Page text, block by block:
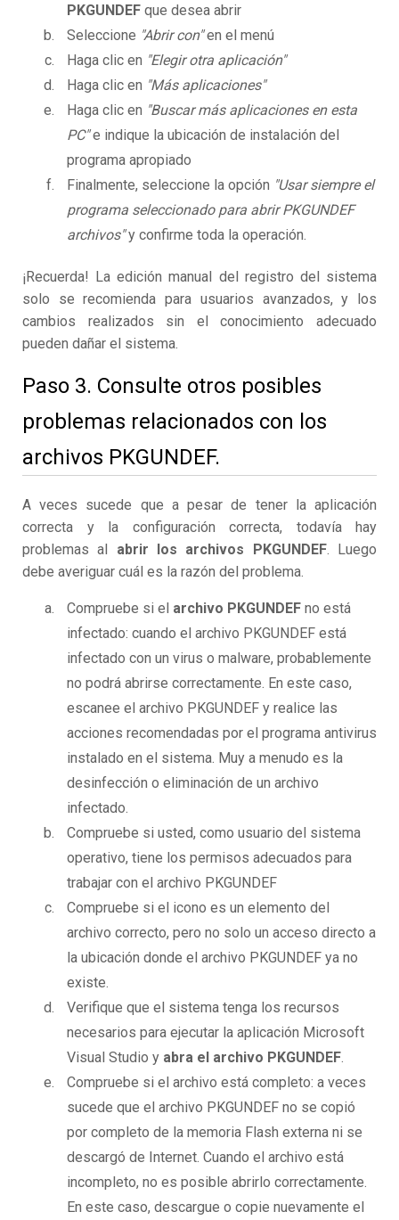
PKGUNDEF que desea abrir
Seleccione "Abrir con"en el menú
Haga clic en "Elegir otra aplicación"
Haga clic en "Más aplicaciones"
Haga clic en "Buscar más aplicaciones en esta
PC"e indique la ubicación de instalación del
programa apropiado
Finalmente, seleccione la opción "Usar siempre el
programa seleccionado para abrir PKGUNDEF
archivos"y confirme toda la operación.
¡Recuerda! La edición manual del registro del sistema
solo se recomienda para usuarios avanzados, y los
cambios realizados sin el conocimiento adecuado
pueden dañar el sistema.
Paso 3. Consulte otros posibles
problemas relacionados con los
archivos PKGUNDEF.
A veces sucede que a pesar de tener la aplicación
correcta y la configuración correcta, todavía hay
problemas al abrir los archivos PKGUNDEF. Luego
debe averiguar cuál es la razón del problema.
Compruebe si el archivo PKGUNDEF no está
infectado: cuando el archivo PKGUNDEF está
infectado con un virus o malware, probablemente
no podrá abrirse correctamente. En este caso,
escanee el archivo PKGUNDEF y realice las
acciones recomendadas por el programa antivirus
instalado en el sistema. Muy a menudo es la
desinfección o eliminación de un archivo
infectado.
Compruebe si usted, como usuario del sistema
operativo, tiene los permisos adecuados para
trabajar con el archivo PKGUNDEF
Compruebe si el icono es un elemento del
archivo correcto, pero no solo un acceso directo a
la ubicación donde el archivo PKGUNDEF ya no
existe.
Verifique que el sistema tenga los recursos
necesarios para ejecutar la aplicación Microsoft
Visual Studio y abra el archivo PKGUNDEF.
Compruebe si el archivo está completo: a veces
sucede que el archivo PKGUNDEF no se copió
por completo de la memoria Flash externa ni se
descargó de Internet. Cuando el archivo está
incompleto, no es posible abrirlo correctamente.
En este caso, descargue o copie nuevamente el